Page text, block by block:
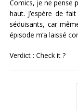
Comics, je ne pense
haut. J’espère de
séduisants, car
épisode m’a laissé
Verdict : Check it ?